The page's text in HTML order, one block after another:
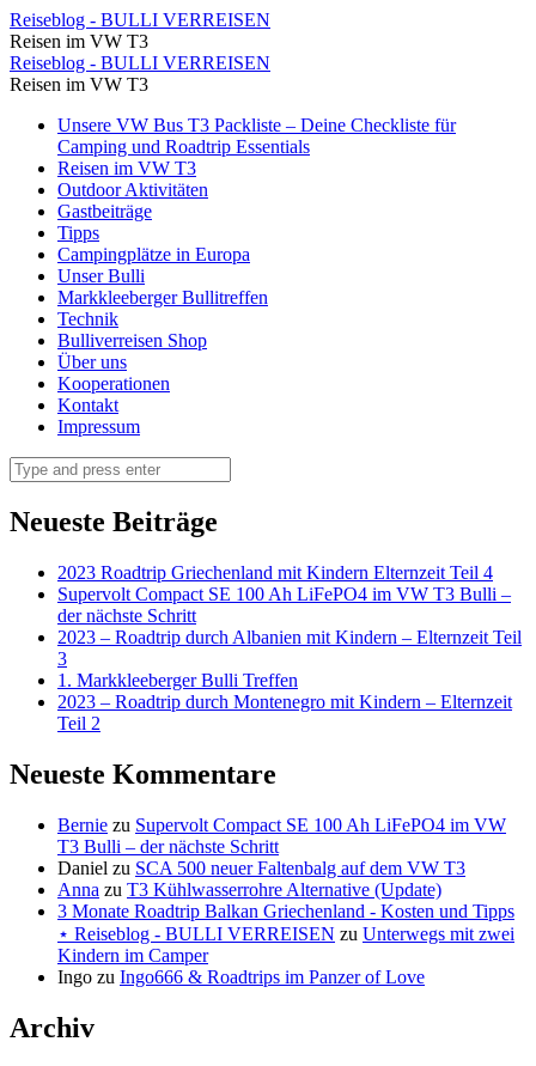
⋆
Reiseblog
-
BULLI
VERREISEN
Reiseblog - BULLI VERREISEN
Reisen im VW T3
⋆
Reiseblog
BULLI
VERREISEN
Reiseblog - BULLI VERREISEN
Reisen im VW T3
Skip
content
Unsere VW Bus T3 Packliste – Deine Checkliste für
Camping und Roadtrip Essentials
Reisen im VW T3
Outdoor Aktivitäten
Gastbeiträge
Tipps
Campingplätze in Europa
Unser Bulli
Markkleeberger Bullitreffen
Technik
Bulliverreisen Shop
Über uns
Kooperationen
Kontakt
Impressum
Search
Neueste Beiträge
2023 Roadtrip Griechenland mit Kindern Elternzeit Teil 4
Supervolt Compact SE 100 Ah LiFePO4 im VW T3 Bulli –
der nächste Schritt
2023 – Roadtrip durch Albanien mit Kindern – Elternzeit Teil
3
1. Markkleeberger Bulli Treffen
2023 – Roadtrip durch Montenegro mit Kindern – Elternzeit
Teil 2
Neueste Kommentare
Bernie zu Supervolt Compact SE 100 Ah LiFePO4 im VW
T3 Bulli – der nächste Schritt
Daniel zu SCA 500 neuer Faltenbalg auf dem VW T3
Anna zu T3 Kühlwasserrohre Alternative (Update)
3 Monate Roadtrip Balkan Griechenland - Kosten und Tipps
⋆ Reiseblog - BULLI VERREISEN zu Unterwegs mit zwei
Kindern im Camper
Ingo zu Ingo666 & Roadtrips im Panzer of Love
Archiv